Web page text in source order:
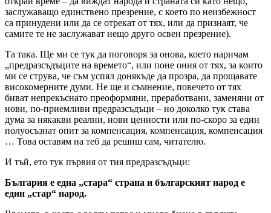
заслужаващо единствено презрение, с което по неизбежност
са принудени или да се отрекат от тях, или да признаят, че
самите те не заслужават нещо друго освен презрение).
Та така. Ще ми се тук да поговоря за онова, което наричам
„предразсъдъците на времето“, или поне ония от тях, за които
ми се струва, че съм успял донякъде да прозра, да прощавате
високомерните думи. Не ще и съмнение, повечето от тях
биват непрекъснато преоформяни, преработвани, заменяни от
нови, по-приемливи предразсъдъци – но доколко тук става
дума за някакви реални, нови ценности или по-скоро за един
полуосъзнат опит за компенсация, компенсация, компенсация
… Това оставям на теб да решиш сам, читателю.
И тъй, ето тук първия от тия предразсъдъци:
България е една „стара“ страна и българският народ е
един „стар“ народ.